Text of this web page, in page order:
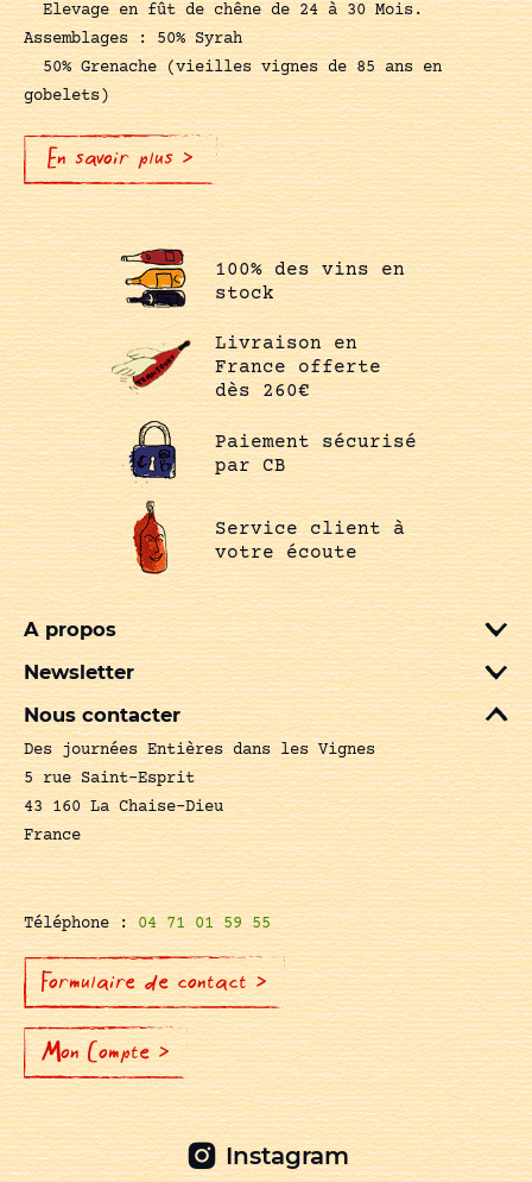
Elevage en fût de chêne de 24 à 30 Mois.
Assemblages : 50% Syrah
50% Grenache (vieilles vignes de 85 ans en
gobelets)
En savoir plus >
100% des vins en
stock
Livraison en
France offerte
dès 260€
Paiement sécurisé
par CB
Service client à
votre écoute
A propos
Newsletter
Nous contacter
Des journées Entières dans les Vignes
5 rue Saint-Esprit
43 160 La Chaise-Dieu
France
Téléphone :04 71 01 59 55
Formulaire de contact >
Mon Compte >
Instagram